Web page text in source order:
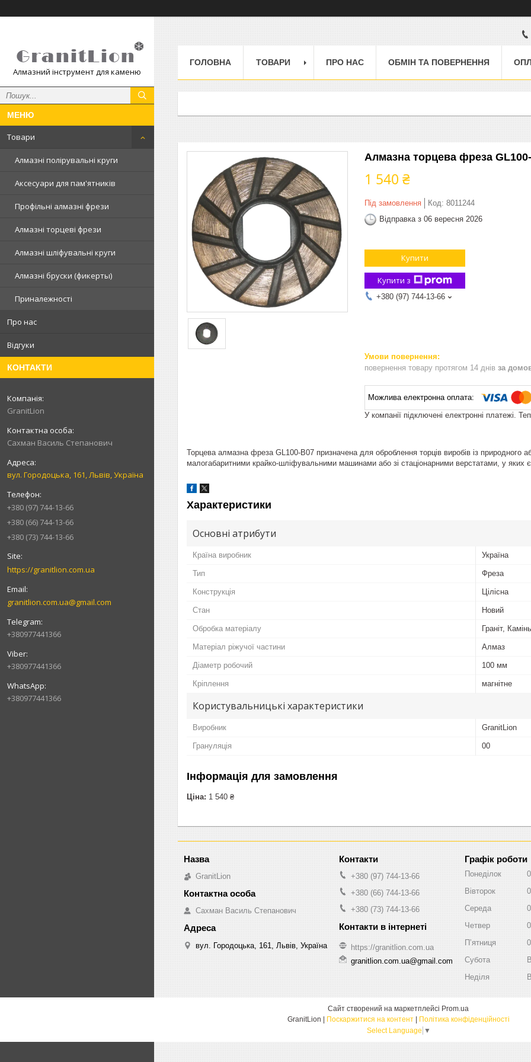
Алмазний інструмент для каменю
Товари
Алмазні полірувальні круги
Аксесуари для пам'ятників
Профільні алмазні фрези
Алмазні торцеві фрези
Алмазні шліфувальні круги
Алмазні бруски (фикерты)
Приналежності
Про нас
Відгуки
КОНТАКТИ
GranitLion
Сахман Василь Степанович
вул. Городоцька, 161, Львів, Україна
+380 (97) 744-13-66
+380 (66) 744-13-66
+380 (73) 744-13-66
https://granitlion.com.ua
granitlion.com.ua@gmail.com
+380977441366
+380977441366
+380977441366
ГОЛОВНА ТОВАРИ ПРО НАС ОБМІН ТА ПОВЕРНЕННЯ
Алмазна торцева фреза
1 540 ₴
Під замовлення Код: 8011244
Відправка з 06 вересня 2026
Купити
Купити з
+380 (97) 744-13-66
повернення товару протягом 14 днів за
У компанії підключені електронні платежі.
Торцева алмазна фреза GL100-B07 призначена для оброблення торців виробів із
малогабаритними крайко-шліфувальними машинами або зі стаціонарними верстатами, у яких
Характеристики
Основні атрибути
Країна виробник Україна
Тип Фреза
Конструкція Цілісна
Стан Новий
Обробка матеріалу Граніт, Камінь
Матеріал ріжучої частини Алмаз
Діаметр робочий 100 мм
Кріплення магнітне
Користувальницькі характеристики
Виробник GranitLion
Грануляція 00
Інформація для замовлення
Ціна: 1 540 ₴
GranitLion
Сахман Василь Степанович
вул. Городоцька, 161, Львів, Україна
+380 (97) 744-13-66
+380 (66) 744-13-66
+380 (73) 744-13-66
https://granitlion.com.ua
granitlion.com.ua@gmail.com
Графік роботи
Понеділок
Вівторок
Середа
Четвер
Пʼятниця
Субота
Неділя
Сайт створений на маркетплейсі Prom.ua
Поскаржитися на контент
Політика конфіденційності
Select Language ▼